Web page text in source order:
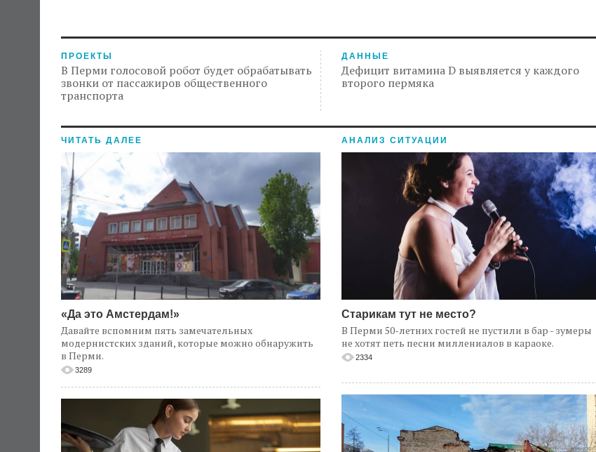
ПРОЕКТЫ
В Перми голосовой робот будет обрабатывать
звонки от пассажиров общественного
транспорта
ДАННЫЕ
Дефицит витамина D выявляется у каждого
второго пермяка
ЧИТАТЬ ДАЛЕЕ
«Да это Амстердам!»
Давайте вспомним пять замечательных
модернистских зданий, которые можно обнаружить
в Перми.
3289
АНАЛИЗ СИТУАЦИИ
Старикам тут не место?
В Перми 50-летних гостей не пустили в бар - зумеры
не хотят петь песни миллениалов в караоке.
2334